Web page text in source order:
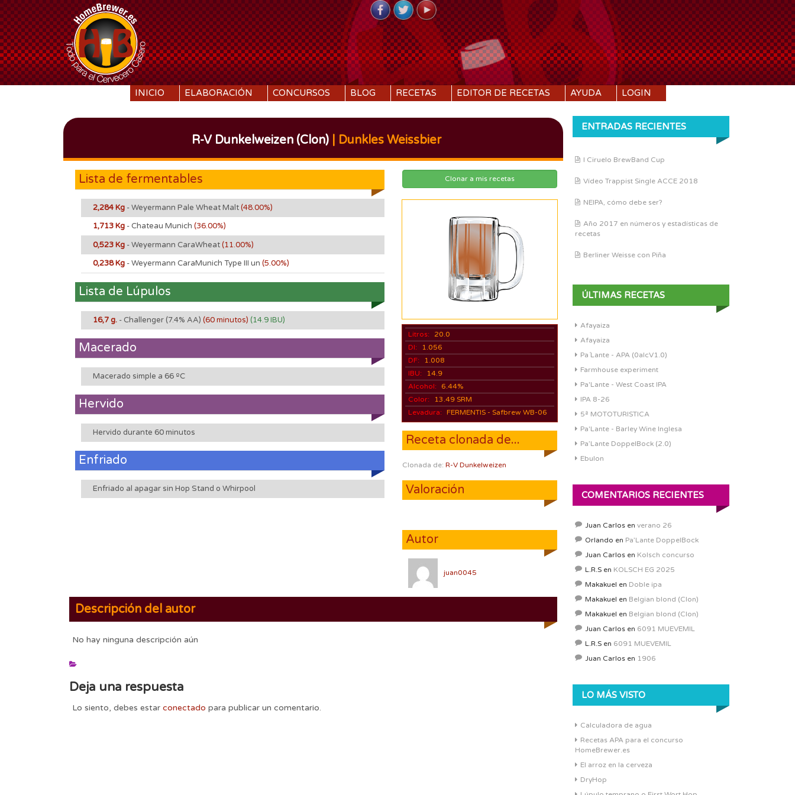
SKIP TO CONTENT
INICIO ELABORACIÓN CONCURSOS BLOG RECETAS EDITOR DE RECETAS AYUDA LOGIN
R-V Dunkelweizen (Clon)| Dunkles Weissbier
Lista de fermentables
2,284 Kg - Weyermann Pale Wheat Malt(48.00%)
1,713 Kg - Chateau Munich (36.00%)
0,523 Kg - Weyermann CaraWheat(11.00%)
0,238 Kg - Weyermann CaraMunich Type III un (5.00%)
Lista de Lúpulos
16,7 g. - Challenger (7.4% AA) (60 minutos) (14.9 IBU)
Macerado
Macerado simple a 66 ºC
Hervido
Hervido durante 60 minutos
Enfriado
Enfriado al apagar sin Hop Stand o Whirpool
Clonar a mis recetas
Litros:
20.0
DI:
1.056
DF:
1.008
IBU:
14.9
Alcohol:
6.44%
Color:
13.49 SRM
Levadura: FERMENTIS - Safbrew WB-06
Receta clonada de...
Clonada de:R-V Dunkelweizen
Valoración
Autor
juan0045
Descripción del autor
No hay ninguna descripción aún
Deja una respuesta
Lo siento, debes estar conectado para publicar un comentario.
ENTRADAS RECIENTES
I Ciruelo BrewBand Cup
Vídeo Trappist Single ACCE 2018
NEIPA, cómo debe ser?
Año 2017 en números y estadísticas de
recetas
Berliner Weisse con Piña
ÚLTIMAS RECETAS
Afayaiza
Afayaiza
Pa´Lante - APA (0alcV1.0)
Farmhouse experiment
Pa'Lante - West Coast IPA
IPA 8-26
5ª MOTOTURISTICA
Pa'Lante - Barley Wine Inglesa
Pa’Lante DoppelBock (2.0)
Ebulon
COMENTARIOS RECIENTES
Juan Carlos en verano 26
Orlando en Pa’Lante DoppelBock
Juan Carlos en Kolsch concurso
L.R.S en KOLSCH EG 2025
Makakuel en Doble ipa
Makakuel en Belgian blond (Clon)
Makakuel en Belgian blond (Clon)
Juan Carlos en 6091 MUEVEMIL
L.R.S en 6091 MUEVEMIL
Juan Carlos en 1906
LO MÁS VISTO
Calculadora de agua
Recetas APA para el concurso
HomeBrewer.es
El arroz en la cerveza
DryHop